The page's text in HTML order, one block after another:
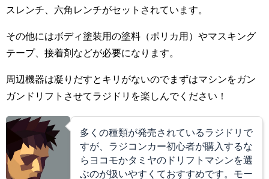
スレンチ、六角レンチがセットされています。
その他にはボディ塗装用の塗料（ポリカ用）やマスキング
テープ、接着剤などが必要になります。
周辺機器は凝りだすとキリがないのでまずはマシンをガン
ガンドリフトさせてラジドリを楽しんでください！
多くの種類が発売されているラジドリで
すが、ラジコンカー初心者が購入するな
らヨコモかタミヤのドリフトマシンを選
ぶのが扱いやすくておすすめです。モー